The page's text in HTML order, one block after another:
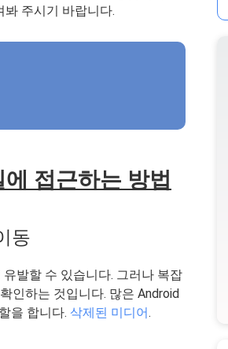
주시기 바랍니다.
접근하는 방법
동
발할 수 있습니다. 그러나 복잡
인하는 것입니다. 많은 Android
을 합니다. 삭제된 미디어.